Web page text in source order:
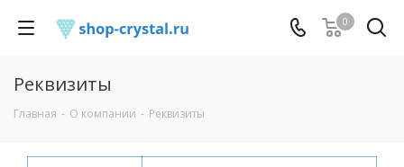
0
Реквизиты
Главная - О компании - Реквизиты